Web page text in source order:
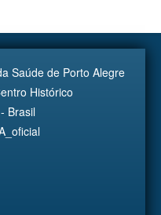
Saúde de Porto Alegre
Histórico
Brasil